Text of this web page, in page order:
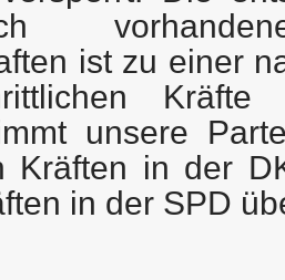
ist zu einer
unsere
Kräften in der
in der SPD